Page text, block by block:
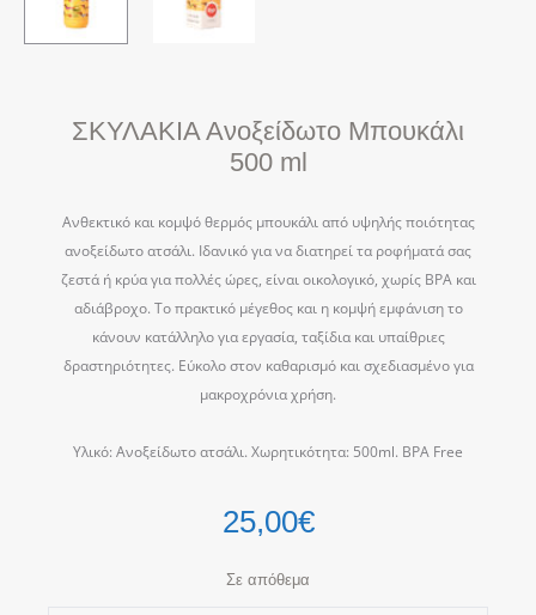
ΣΚΥΛΑΚΙΑ Ανοξείδωτο Μπουκάλι
500 ml
Ανθεκτικό και κομψό θερμός μπουκάλι από υψηλής ποιότητας
ανοξείδωτο ατσάλι. Ιδανικό για να διατηρεί τα ροφήματά σας
ζεστά ή κρύα για πολλές ώρες, είναι οικολογικό, χωρίς BPA και
αδιάβροχο. Το πρακτικό μέγεθος και η κομψή εμφάνιση το
κάνουν κατάλληλο για εργασία, ταξίδια και υπαίθριες
δραστηριότητες. Εύκολο στον καθαρισμό και σχεδιασμένο για
μακροχρόνια χρήση.
Υλικό: Ανοξείδωτο ατσάλι. Χωρητικότητα: 500ml. BPA Free
25,00€
Σε απόθεμα